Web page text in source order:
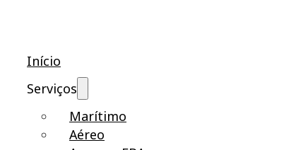
Início
Serviços
Marítimo
Aéreo